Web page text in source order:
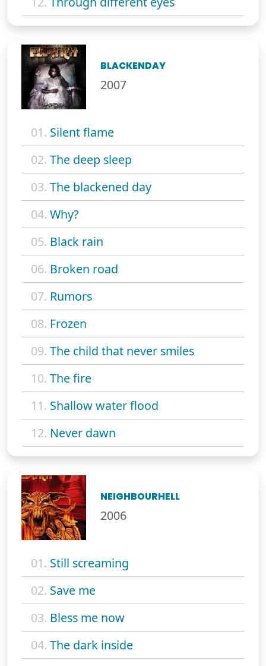
BLACKENDAY
2007
01. Silent flame
02. The deep sleep
03. The blackened day
04. Why?
05. Black rain
06. Broken road
07. Rumors
08. Frozen
09. The child that never smiles
10. The fire
11. Shallow water flood
12. Never dawn
NEIGHBOURHELL
2006
01. Still screaming
02. Save me
03. Bless me now
04. The dark inside